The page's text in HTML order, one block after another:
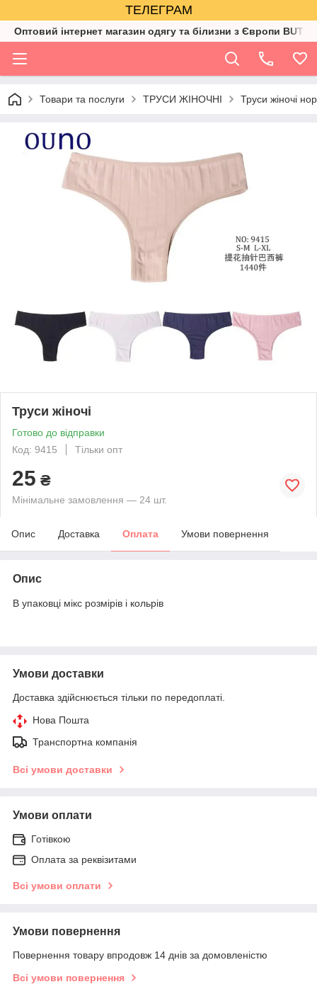
ТЕЛЕГРАМ
Оптовий інтернет магазин одягу та білизни з Європи BUTIK
Товари та послуги ТРУСИ ЖІНОЧНІ Труси жіночі
Труси жіночі
Готово до відправки
Код: 9415
Тільки опт
25 ₴
Мінімальне замовлення — 24 шт.
Опис Доставка Оплата Умови повернення
Опис
В упаковці мікс розмірів і кольрів
Умови доставки
Доставка здійснюється тільки по передоплаті.
Нова Пошта
Транспортна компанія
Всі умови доставки
Умови оплати
Готівкою
Оплата за реквізитами
Всі умови оплати
Умови повернення
Повернення товару впродовж 14 днів за домовленістю
Всі умови повернення